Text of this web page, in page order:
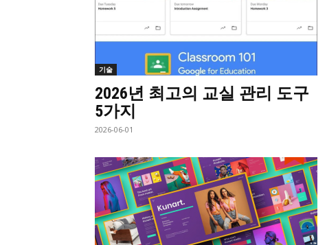
기술
2026년 최고의 교실 관리 도구
5가지
2026-06-01